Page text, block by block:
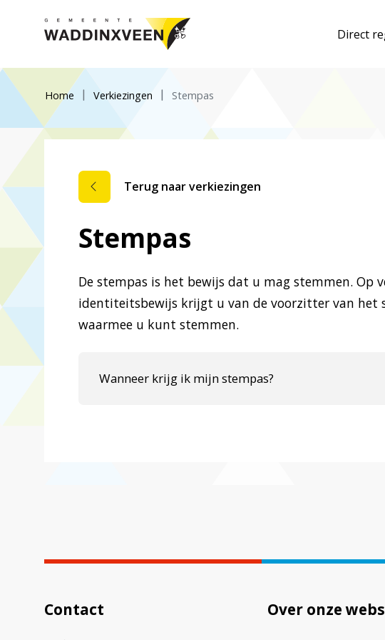
Direct
Home Verkiezingen Stempas
Terug naar verkiezingen
Stempas
De stempas is het bewijs dat u mag stemmen. Op
identiteitsbewijs krijgt u van de voorzitter van het
waarmee u kunt stemmen.
Wanneer krijg ik mijn stempas?
Contact Over onze